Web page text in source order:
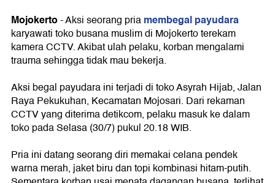
Mojokerto-Aksi seorang priamembegal payudara
karyawati toko busana muslim di Mojokerto terekam
kamera CCTV. Akibat ulah pelaku, korban mengalami
trauma sehingga tidak mau bekerja.
Aksi begal payudara ini terjadi di toko Asyrah Hijab, Jalan
Raya Pekukuhan, Kecamatan Mojosari. Dari rekaman
CCTV yang diterima detikcom, pelaku masuk ke dalam
toko pada Selasa (30/7) pukul 20.18 WIB.
Pria ini datang seorang diri memakai celana pendek
warna merah, jaket biru dan topi kombinasi hitam-putih.